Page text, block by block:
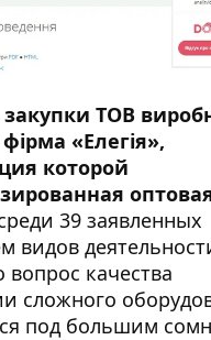
ТОВ
«Елегія»,
которой
39 заявленных
видов
вопрос качества
сложного
под большим